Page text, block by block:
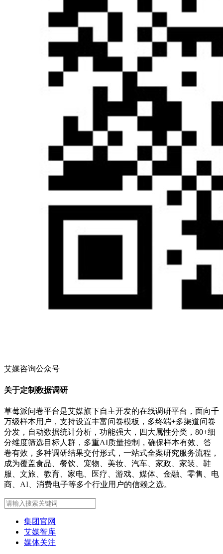
艾媒咨询公众号
关于定制数据调研
草莓派问卷平台是艾媒旗下自主开发的在线调研平台，面向千
万级样本用户，支持设置丰富问卷模板，多终端+多渠道问卷
分发，自动数据统计分析，功能强大，四大属性分类，80+细
分维度筛选目标人群，多重AI质量控制，确保样本有效、答
卷有效，多种调研结果交付形式，一站式全案研究服务流程，
成为覆盖食品、餐饮、宠物、美妆、汽车、家政、家装、鞋
服、文旅、教育、家电、医疗、游戏、媒体、金融、零售、电
商、AI、消费电子等多个行业用户的信赖之选。
集团官网
艾媒智库
媒体关注